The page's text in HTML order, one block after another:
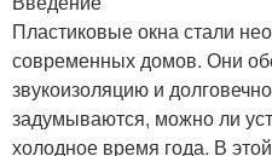
Пластиковые окна стали
современных домов. Они
звукоизоляцию и
задумываются, можно ли
холодное время года. В